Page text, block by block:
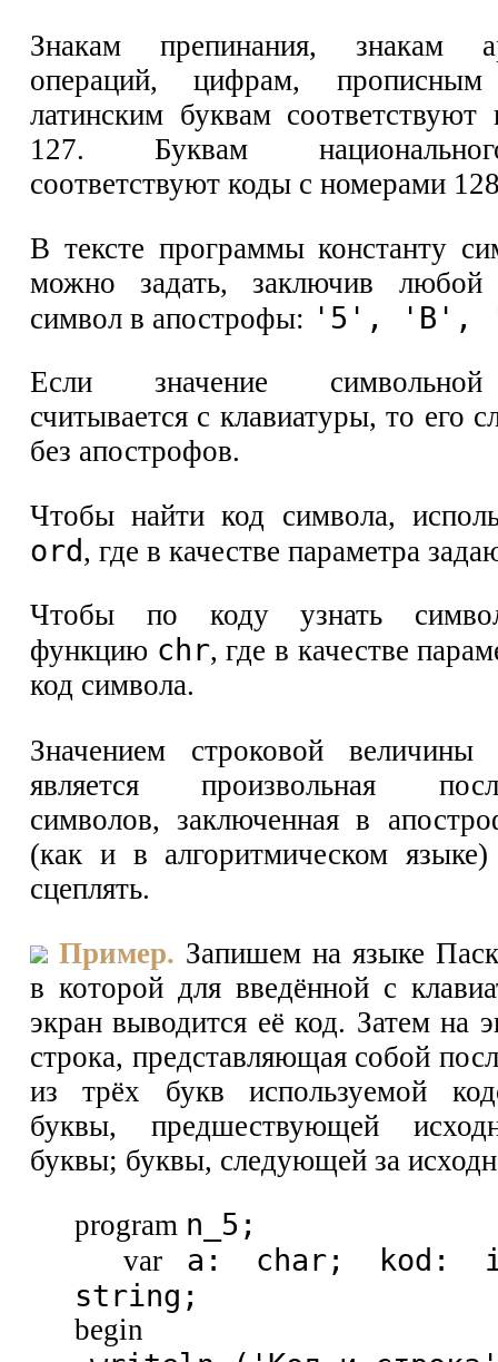
Знакам препинания, знакам
операций, цифрам,
латинским буквам
127. Буквам
соответствуют коды с номерами
В тексте программы константу
можно задать, заключив любой
символ в апострофы: '5', 'В',
Если значение
считывается с клавиатуры, то его
без апострофов.
Чтобы найти код символа,
ord, где в качестве параметра
Чтобы по коду узнать
функцию chr, где в качестве
код символа.
Значением строковой
является произвольная
символов, заключенная в
(как и в алгоритмическом
сцеплять.
Пример. Запишем на языке
в которой для введённой с
экран выводится её код. Затем на
строка, представляющая собой
из трёх букв используемой
буквы, предшествующей
буквы; буквы, следующей за
program n_5;
var a: char; kod:
string;
begin